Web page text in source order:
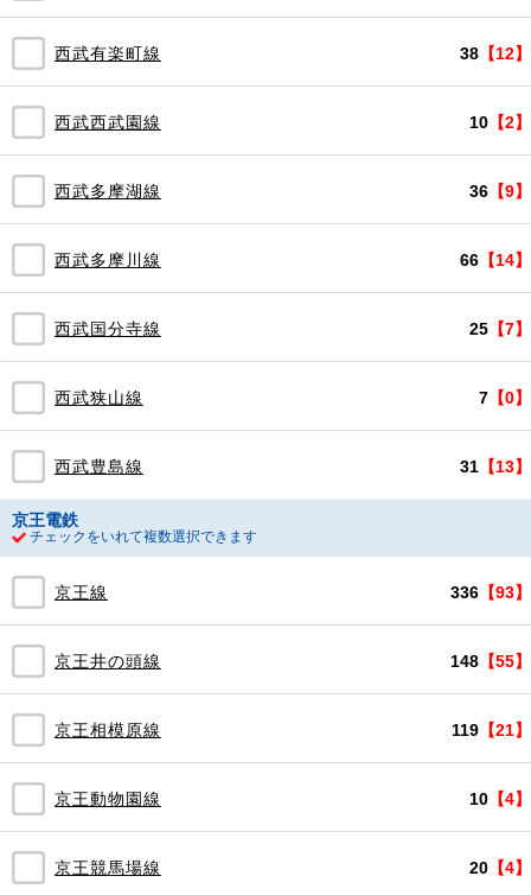
西武有楽町線 【12】
38
西武西武園線 【2】
10
西武多摩湖線 【9】
36
西武多摩川線 【14】
66
西武国分寺線 【7】
25
西武狭山線 【0】
7
西武豊島線 【13】
31
京王電鉄
チェックをいれて複数選択できます
京王線 【93】
336
京王井の頭線 【55】
148
京王相模原線 【21】
119
京王動物園線 【4】
10
京王競馬場線 【4】
20